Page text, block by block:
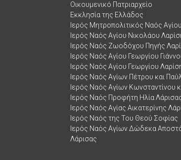
Οικουμενικό Πατριαρχείο
Εκκλησία της Ελλάδος
Ιερός Μητροπολιτικός Ναός
Ιερός Ναός Αγίου Νικολάου
Ιερός Ναός Ζωοδόχου Πηγής
Ιερός Ναός Αγίου Γεωργίου
Ιερός Ναός Αγίου Γεωργίου
Ιερός Ναός Αγίων Πέτρου και
Ιερός Ναός Αγίων Κωνσταντίνου
Ιερός Ναός Προφήτη Ηλία
Ιερός Ναός Αγίας Αικατερίνης
Ιερός Ναός της Του Θεού Σοφίας
Ιερός Ναός Αγίων Δώδεκα
Λάρισας